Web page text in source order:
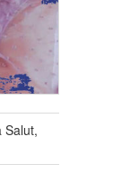
Salut,